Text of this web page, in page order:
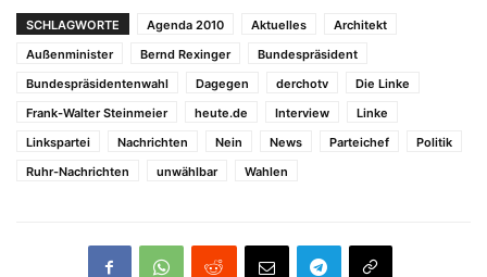
SCHLAGWORTE Agenda 2010 Aktuelles
Architekt
Außenminister
Bernd Rexinger
Bundespräsident
Bundespräsidentenwahl
Dagegen derchotv
Die Linke
Frank-Walter Steinmeier
heute.de Interview
Linke
Linkspartei
Nachrichten Nein News Parteichef
Politik
Ruhr-Nachrichten
unwählbar Wahlen